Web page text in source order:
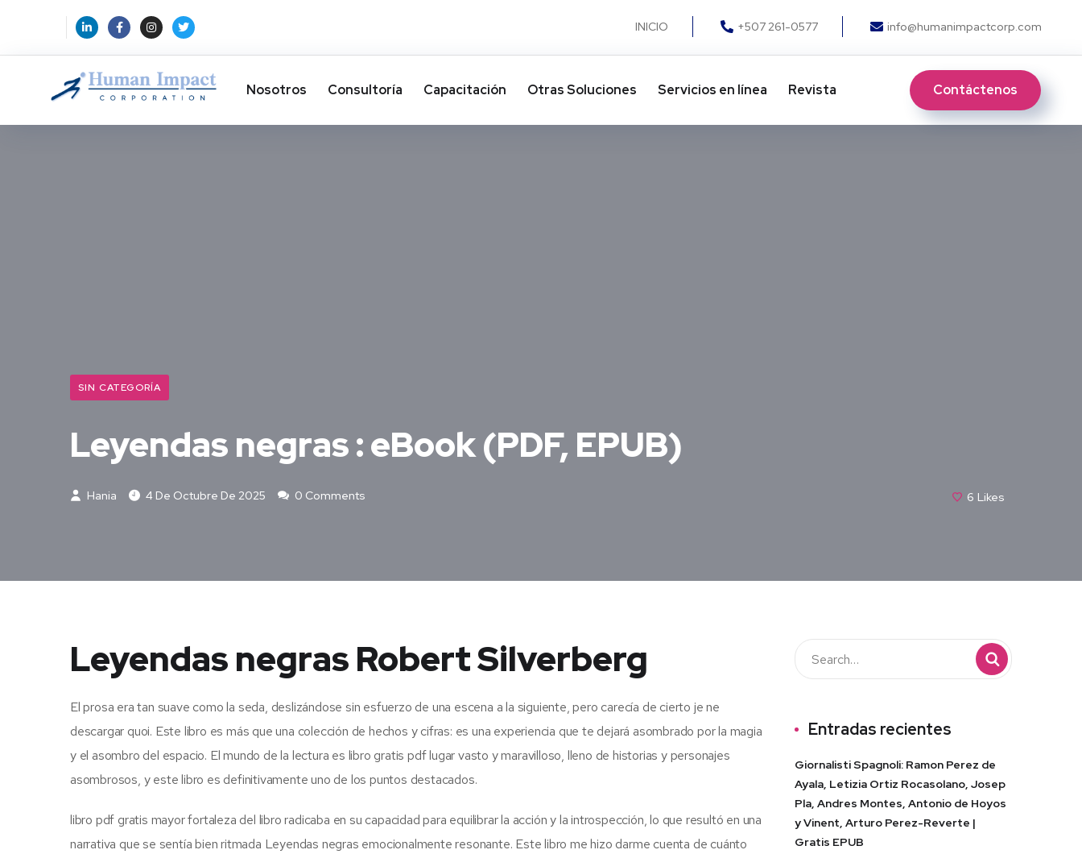
INICIO +507 261-0577 info@humanimpactcorp.com
Nosotros Consultoría Capacitación Otras Soluciones​ Servicios en línea Revista Contáctenos
SIN CATEGORÍA
Leyendas negras : eBook (PDF, EPUB)
Hania 4 De Octubre De 2025 0 Comments 6 Likes
Leyendas negras Robert Silverberg
El prosa era tan suave como la seda, deslizándose sin esfuerzo de una escena a la siguiente, pero carecía de cierto je ne
descargar quoi. Este libro es más que una colección de hechos y cifras: es una experiencia que te dejará asombrado por la magia
y el asombro del espacio. El mundo de la lectura es libro gratis pdf lugar vasto y maravilloso, lleno de historias y personajes
asombrosos, y este libro es definitivamente uno de los puntos destacados.
libro pdf gratis mayor fortaleza del libro radicaba en su capacidad para equilibrar la acción y la introspección, lo que resultó en una
narrativa que se sentía bien ritmada Leyendas negras emocionalmente resonante. Este libro me hizo darme cuenta de cuánto
Entradas recientes
Giornalisti Spagnoli: Ramon Perez de
Ayala, Letizia Ortiz Rocasolano, Josep
Pla, Andres Montes, Antonio de Hoyos
y Vinent, Arturo Perez-Reverte |
Gratis EPUB